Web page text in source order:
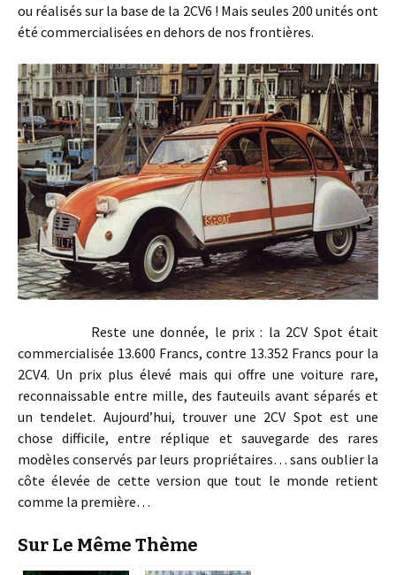
ou réalisés sur la base de la 2CV6 ! Mais seules 200 unités ont
été commercialisées en dehors de nos frontières.
Reste une donnée, le prix : la 2CV Spot était
commercialisée 13.600 Francs, contre 13.352 Francs pour la
2CV4. Un prix plus élevé mais qui offre une voiture rare,
reconnaissable entre mille, des fauteuils avant séparés et
un tendelet. Aujourd’hui, trouver une 2CV Spot est une
chose difficile, entre réplique et sauvegarde des rares
modèles conservés par leurs propriétaires… sans oublier la
côte élevée de cette version que tout le monde retient
comme la première…
Sur Le Même Thème